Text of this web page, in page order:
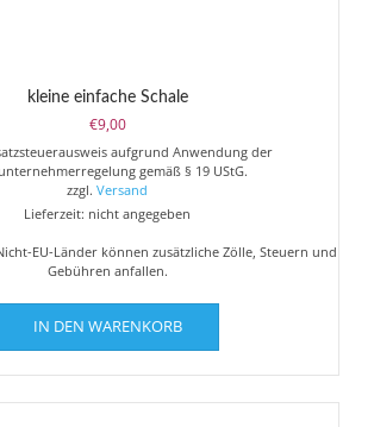
kleine einfache Schale
€9,00
aufgrund Anwendung der
gemäß § 19 UStG.
zzgl. Versand
Lieferzeit: nicht angegeben
EU-Länder können zusätzliche Zölle, Steuern und
Gebühren anfallen.
IN DEN WARENKORB